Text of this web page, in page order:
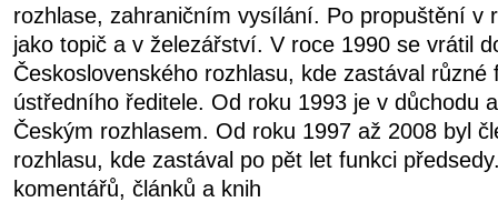
rozhlase, zahraničním vysílání. Po propuštění v
jako topič a v železářství. V roce 1990 se vrátil
Československého rozhlasu, kde zastával různé
ústředního ředitele. Od roku 1993 je v důchodu
Českým rozhlasem. Od roku 1997 až 2008 byl
rozhlasu, kde zastával po pět let funkci
komentářů, článků a knih